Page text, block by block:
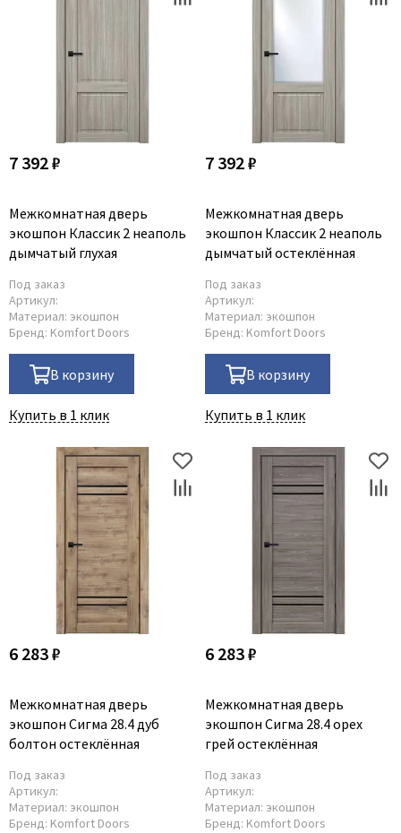
7 392 ₽
Межкомнатная дверь
экошпон Классик 2 неаполь
дымчатый глухая
Под заказ
Артикул:
Материал: экошпон
Бренд: Komfort Doors
В корзину
Купить в 1 клик
7 392 ₽
Межкомнатная дверь
экошпон Классик 2 неаполь
дымчатый остеклённая
Под заказ
Артикул:
Материал: экошпон
Бренд: Komfort Doors
В корзину
Купить в 1 клик
6 283 ₽
Межкомнатная дверь
экошпон Сигма 28.4 дуб
болтон остеклённая
Под заказ
Артикул:
Материал: экошпон
Бренд: Komfort Doors
6 283 ₽
Межкомнатная дверь
экошпон Сигма 28.4 орех
грей остеклённая
Под заказ
Артикул:
Материал: экошпон
Бренд: Komfort Doors